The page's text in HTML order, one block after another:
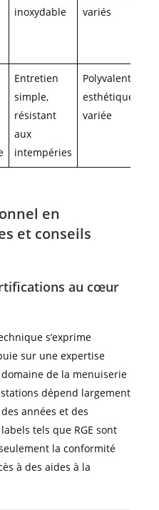
inoxydable
variés
Entretien
simple,
résistant
aux
intempéries
Polyvalent,
esthétique
variée
en
et conseils
au cœur
s’exprime
sur une expertise
de la menuiserie
dépend largement
années et des
tels que RGE sont
la conformité
à des aides à la